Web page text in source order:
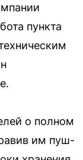
пункта
о полном
им пуш-